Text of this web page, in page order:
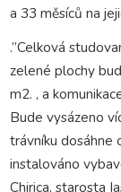
a 33 měsíců na
.”Celková
zelené plochy
m2. , a
Bude vysázeno
trávníku dosáhne
instalováno
Chirica, starosta